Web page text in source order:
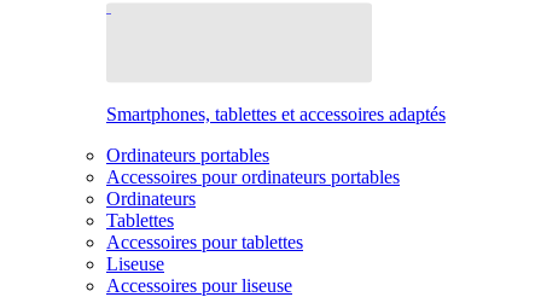
Smartphones, tablettes et accessoires adaptés
Ordinateurs portables
Accessoires pour ordinateurs portables
Ordinateurs
Tablettes
Accessoires pour tablettes
Liseuse
Accessoires pour liseuse